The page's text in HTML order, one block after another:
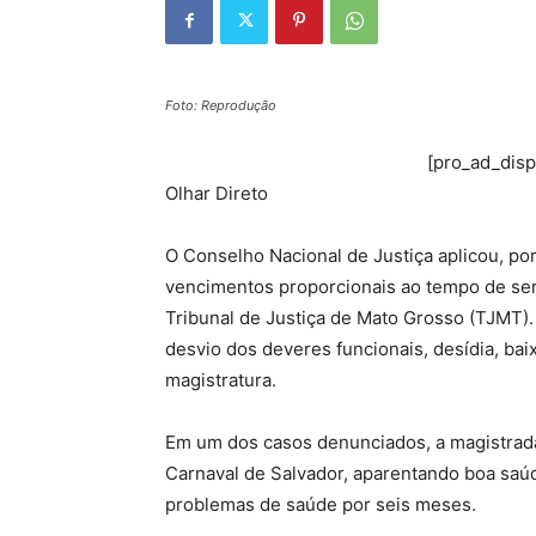
Foto: Reprodução
Olhar Direto
O Conselho Nacional de Justiça aplicou,
vencimentos proporcionais ao tempo de
Tribunal de Justiça de Mato Grosso
desvio dos deveres funcionais, desídia,
magistratura.
Em um dos casos denunciados, a
Carnaval de Salvador, aparentando boa
problemas de saúde por seis meses.